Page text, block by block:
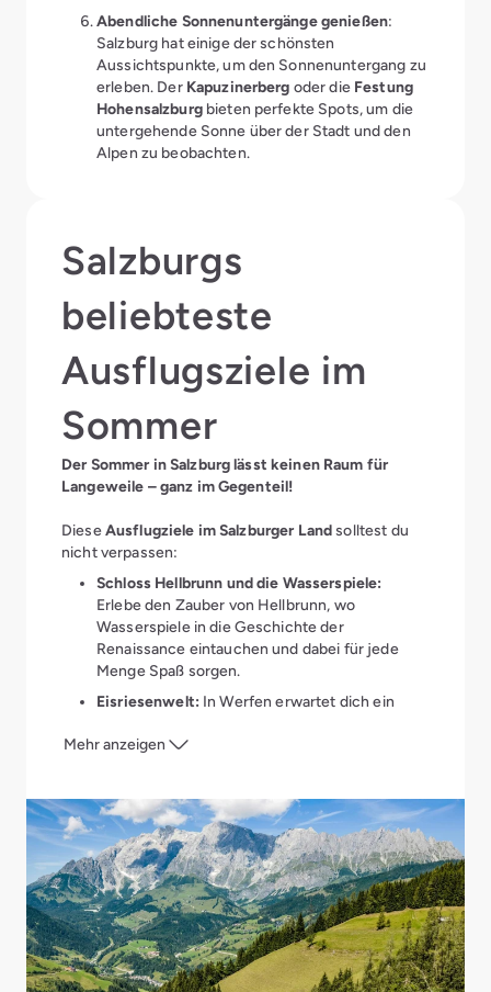
Abendliche Sonnenuntergänge genießen:
Salzburg hat einige der schönsten
Aussichtspunkte, um den Sonnenuntergang zu
erleben. Der Kapuzinerberg oder die Festung
Hohensalzburgbieten perfekte Spots, um die
untergehende Sonne über der Stadt und den
Alpen zu beobachten.
Salzburgs
beliebteste
Ausflugsziele im
Sommer
Der Sommer in Salzburg lässt keinen Raum für
Langeweile – ganz im Gegenteil!
DieseAusflugziele im Salzburger Landsolltest du
nicht verpassen:
Schloss Hellbrunn und die Wasserspiele:
Erlebe den Zauber von Hellbrunn, wo
Wasserspiele in die Geschichte der
Renaissance eintauchen und dabei für jede
Menge Spaß sorgen.
Eisriesenwelt: In Werfen erwartet dich ein
der Welt! Spüre die kalte Frische und lass dich
abenteuerlicher Ausflug für Sommerreisende,
die etwas Außergewöhnliches suchen. Hier
findet man selbst an heißen Sommertagen eine
wohltuende Abkühlung.
Kaprun:Ein Ausflug nach Kaprun führt dich zu
den imposanten Gletschern und bietet sowohl
im Sommer als auch im Winter fantastische
Möglichkeiten für Outdoor-Aktivitäten. Der
Unser Geheimtipp:DerAldiana Club
Salzkammergutist der perfekte Ort für einen
traumhaften Sommerurlaub in Österreich. Mit
direktem Zugang zur Grimming Therme und einem
umfangreichen Sportangebot bietet er dir die
perfekte Kombination aus Aktivurlaub und
Mehr anzeigen